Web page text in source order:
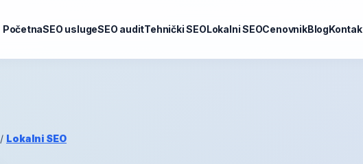
PočetnaSEO uslugeSEO auditTehnički SEOLokalni SEOCenovnikBlog
/ Lokalni SEO